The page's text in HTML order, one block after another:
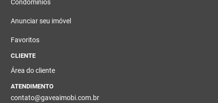
Condomínios
Anunciar seu imóvel
Favoritos
CLIENTE
Área do cliente
ATENDIMENTO
contato@gaveaimobi.com.br